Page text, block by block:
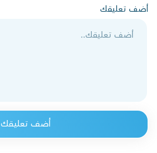
أضف تعليقك
أضف تعليقك